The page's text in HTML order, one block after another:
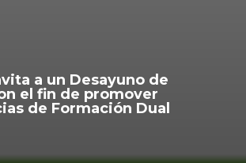
a un Desayuno de
el fin de promover
de Formación Dual